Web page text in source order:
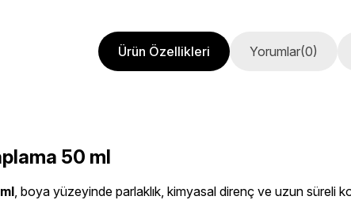
Ürün Özellikleri Yorumlar(0)
50 ml
, boya yüzeyinde parlaklık, kimyasal direnç ve uzun süreli